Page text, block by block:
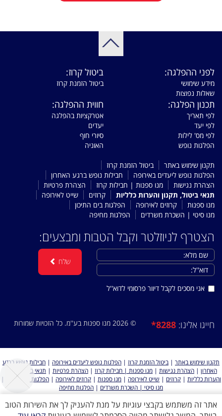
לפני ההפלגה:
מידע שימושי
שאלות נפוצות
ביטול קרוז:
ביטול הזמנת קרוז
תכנון הפלגה:
לפי תאריך
לפי יעד
לפי מס' לילות
הפלגות נופש
חווית ההפלגה:
אטרקציות בהפלגה
יעדים
סיורי חוף
האוניה
תקנון שימוש באתר
ביטול הזמנת קרוז
הפלגות נופש ליעדים באירופה
חבילות נופש ברגע האחרון
הצהרת נגישות
מנו ספנות | חבילות קרוז
הצהרת פרטיות
תנאי ביטול, תקנון והערות כלליות
קרוזים
שייט לאירופה
מנו ספנות
קרוזים לאירופה
הפלגות בים התיכון
מנו סיטי | השכרת משרדים
הפלגות מחיפה
הצטרף לניוזלטר וקבל הטבות ומבצעים:
אני מסכים לקבל דיוור פרסומי לדוא''ל
שלח
חייגו אלינו: *8288 © 2026 מנו ספנות בע''מ. כל הזכויות שמורות
תקנון שימוש באתר | ביטול הזמנת קרוז | הפלגות נופש ליעדים באירופה | חבילות נופש ברגע
האחרון | הצהרת נגישות | מנו ספנות | חבילות קרוז | הצהרת פרטיות | תנאי ביטול, תקנון
והערות כלליות | קרוזים | שייט לאירופה | מנו ספנות | קרוזים לאירופה | הפלגות בים התיכון
|
מנו סיטי | השכרת משרדים | הפלגות מחיפה
אתר זה משתמש בקבצי עוגיות על מנת להעניק לך את השירות הטוב